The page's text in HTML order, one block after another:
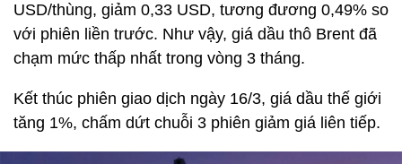
USD/thùng, giảm 0,33 USD, tương đương 0,49% so
với phiên liền trước. Như vậy, giá dầu thô Brent đã
chạm mức thấp nhất trong vòng 3 tháng.
Kết thúc phiên giao dịch ngày 16/3, giá dầu thế giới
tăng 1%, chấm dứt chuỗi 3 phiên giảm giá liên tiếp.